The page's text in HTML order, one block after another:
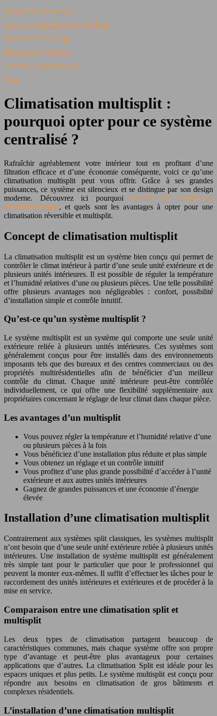
Rénovation de maison
Services de plomberie et chauffage
Électricité et éclairage
Rénovation extérieure
Entretien et maintenance
Blog
Climatisation multisplit :
pourquoi opter pour ce système
centralisé ?
Rafraîchir agréablement votre intérieur tout en profitant d’une
filtration efficace et d’une économie conséquente, voici ce qu’une
climatisation multisplit peut vous offrir. Grâce à ses grandes
puissances, ce système est silencieux et se distingue par son design
moderne. Découvrez ici pourquoi installer un chauffe-eau
thermodynamique, et quels sont les avantages à opter pour une
climatisation réversible et multisplit.
Concept de climatisation multisplit
La climatisation multisplit est un système bien conçu qui permet de
contrôler le climat intérieur à partir d’une seule unité extérieure et de
plusieurs unités intérieures. Il est possible de réguler la température
et l’humidité relatives d’une ou plusieurs pièces. Une telle possibilité
offre plusieurs avantages non négligeables : confort, possibilité
d’installation simple et contrôle intuitif.
Qu’est-ce qu’un système multisplit ?
Le système multisplit est un système qui comporte une seule unité
extérieure reliée à plusieurs unités intérieures. Ces systèmes sont
généralement conçus pour être installés dans des environnements
imposants tels que des bureaux et des centres commerciaux ou des
propriétés multirésidentielles afin de bénéficier d’un meilleur
contrôle du climat. Chaque unité intérieure peut-être contrôlée
individuellement, ce qui offre une flexibilité supplémentaire aux
propriétaires concernant le réglage de leur climat dans chaque pièce.
Les avantages d’un multisplit
Vous pouvez régler la température et l’humidité relative d’une
ou plusieurs pièces à la fois
Vous bénéficiez d’une installation plus réduite et plus simple
Vous obtenez un réglage et un contrôle intuitif
Vous profitez d’une plus grande possibilité d’accéder à l’unité
extérieure et aux autres unités intérieures
Gagnez de grandes puissances et une économie d’énergie
élevée
Installation d’une climatisation multisplit
Contrairement aux systèmes split classiques, les systèmes multisplit
n’ont besoin que d’une seule unité extérieure reliée à plusieurs unités
intérieures. Une installation de système multisplit est généralement
très simple tant pour le particulier que pour le professionnel qui
peuvent la monter eux-mêmes. Il suffit d’effectuer les tâches pour le
raccordement des unités intérieures et extérieures et de procéder à la
mise en service.
Comparaison entre une climatisation split et
multisplit
Les deux types de climatisation partagent beaucoup de
caractéristiques communes, mais chaque système offre son propre
type d’avantage et peut-être plus avantageux pour certaines
applications que d’autres. La climatisation Split est idéale pour les
espaces uniques et plus petits. Le système multisplit est conçu pour
répondre aux besoins en climatisation de gros bâtiments et
complexes résidentiels.
L’installation d’une climatisation multisplit